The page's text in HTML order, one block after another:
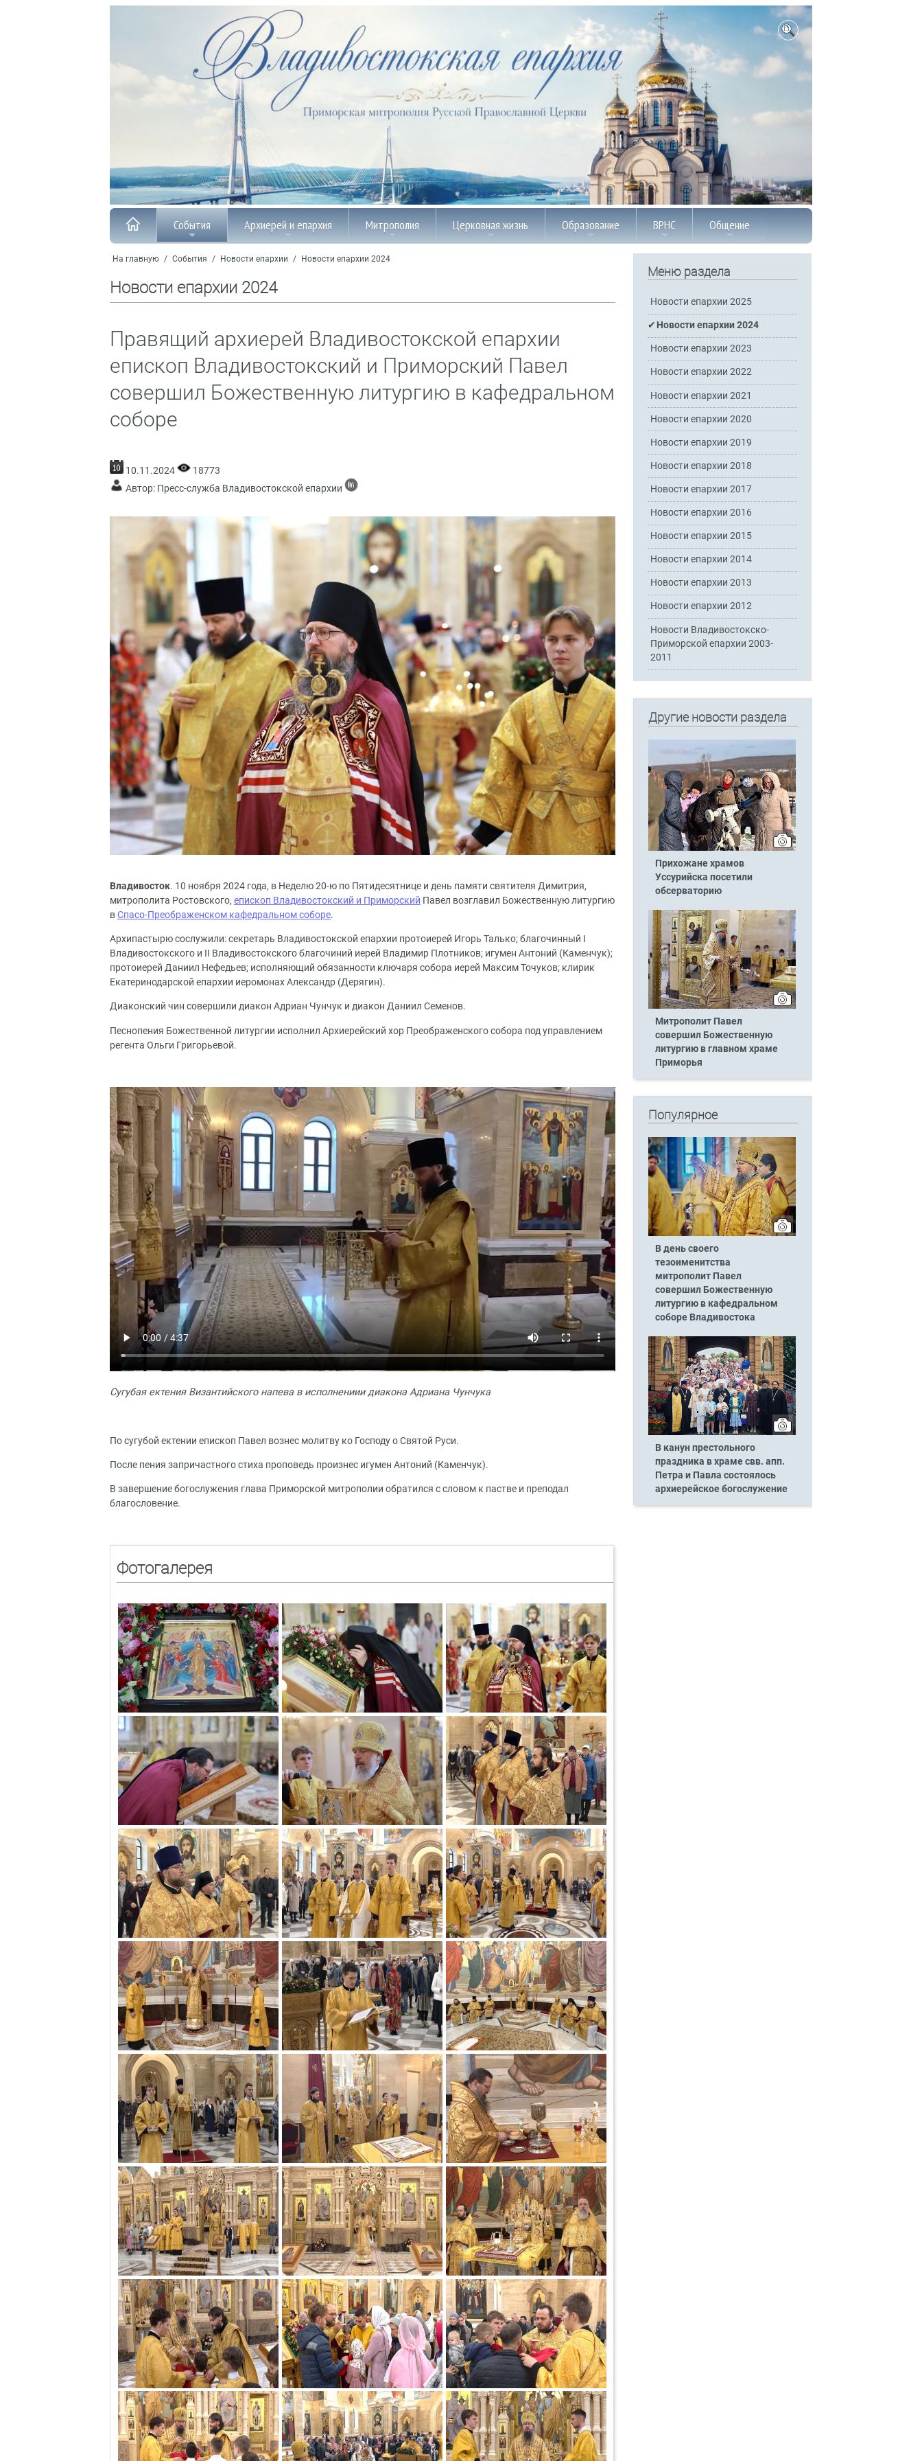
События Архиерей и епархия Митрополия Церковная жизнь Образование ВРНС Общение
На главную / События / Новости епархии / Новости епархии 2024
Новости епархии 2024
Правящий архиерей Владивостокской епархии
епископ Владивостокский и Приморский Павел
совершил Божественную литургию в кафедральном
соборе
10.11.2024
18773
Автор: Пресс-служба Владивостокской епархии
Владивосток. 10 ноября 2024 года, в Неделю 20-ю по Пятидесятнице и день памяти святителя Димитрия,
митрополита Ростовского, епископ Владивостокский и Приморский Павел возглавил Божественную литургию
вСпасо-Преображенском кафедральном соборе.
Архипастырю сослужили: секретарь Владивостокской епархии протоиерей Игорь Талько; благочинный I
Владивостокского и II Владивостокского благочиний иерей Владимир Плотников; игумен Антоний (Каменчук);
протоиерей Даниил Нефедьев; исполняющий обязанности ключаря собора иерей Максим Точуков; клирик
Екатеринодарской епархии иеромонах Александр (Дерягин).
Диаконский чин совершили диакон Адриан Чунчук и диакон Даниил Семенов.
Песнопения Божественной литургии исполнил Архиерейский хор Преображенского собора под управлением
регента Ольги Григорьевой.
Сугубая ектения Византийского напева в исполнениии диакона Адриана Чунчука
По сугубой ектении епископ Павел вознес молитву ко Господу о Святой Руси.
После пения запричастного стиха проповедь произнес игумен Антоний (Каменчук).
В завершение богослужения глава Приморской митрополии обратился с словом к пастве и преподал
благословение.
Фотогалерея
Меню раздела
Новости епархии 2025
Новости епархии 2024
Новости епархии 2023
Новости епархии 2022
Новости епархии 2021
Новости епархии 2020
Новости епархии 2019
Новости епархии 2018
Новости епархии 2017
Новости епархии 2016
Новости епархии 2015
Новости епархии 2014
Новости епархии 2013
Новости епархии 2012
Новости Владивостокско-
Приморской епархии 2003-
2011
Другие новости раздела
Прихожане храмов
Уссурийска посетили
обсерваторию
Митрополит Павел
совершил Божественную
литургию в главном храме
Приморья
Популярное
В день своего
тезоименитства
митрополит Павел
совершил Божественную
литургию в кафедральном
соборе Владивостока
В канун престольного
праздника в храме свв. апп.
Петра и Павла состоялось
архиерейское богослужение